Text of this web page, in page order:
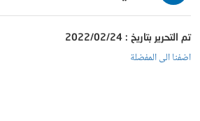
تم التحرير بتاريخ : 2022/02/24
اضفنا الى المفضلة